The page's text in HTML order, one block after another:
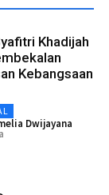
Khadijah
Kebangsaan
Dwijayana